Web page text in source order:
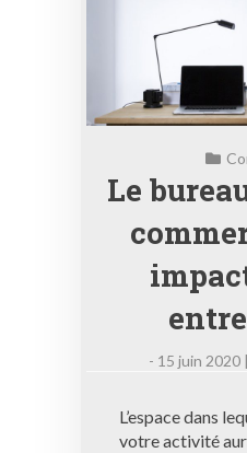
Le
- 15 juin 2020 |
L’espace dans
votre activité